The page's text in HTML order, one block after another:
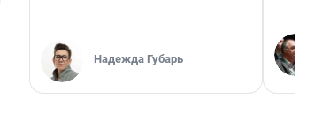
Надежда Губарь